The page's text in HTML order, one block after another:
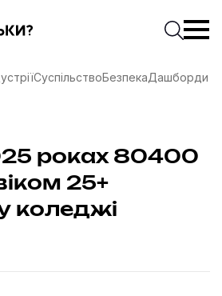
Медіа про суспільні даніПочати
СуспільствоБезпекаДашборди
роках 80400
25+
коледжі